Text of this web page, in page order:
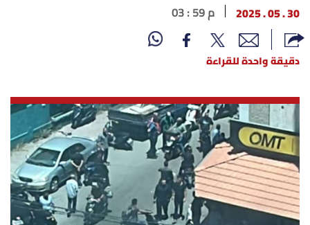
لبنان
الغلاف
نداء اليوم
محليات
أسرار
متفرقات
30 . 05 . 2025 03 : 59 م
دقيقة واحدة للقراءة